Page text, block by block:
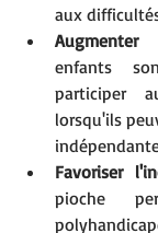
aux
Augmenter
enfants
participer
lorsqu'ils
Favoriser
pioche